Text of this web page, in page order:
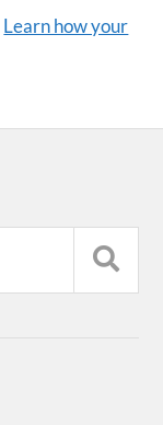
Learn how your